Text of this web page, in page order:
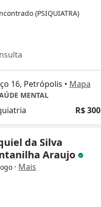
(PSIQUIATRA)
16, Petrópolis • Mapa
MENTAL
R$ 300
da Silva
Araujo
· Mais